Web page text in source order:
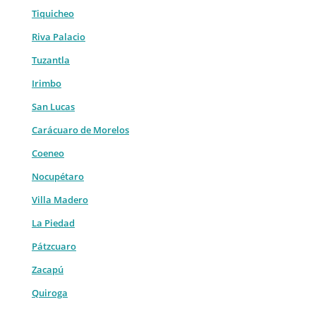
Tiquicheo
Riva Palacio
Tuzantla
Irimbo
San Lucas
Carácuaro de Morelos
Coeneo
Nocupétaro
Villa Madero
La Piedad
Pátzcuaro
Zacapú
Quiroga